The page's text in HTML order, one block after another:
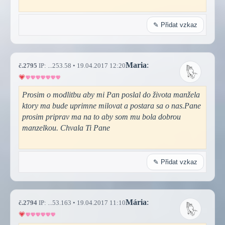
✎ Přidat vzkaz
č.2795 IP: ...253.58 • 19.04.2017 12:20Maria:
Prosim o modlitbu aby mi Pan poslal do života manžela
ktory ma bude uprimne milovat a postara sa o nas.Pane
prosim priprav ma na to aby som mu bola dobrou
manzelkou. Chvala Ti Pane
✎ Přidat vzkaz
č.2794 IP: ...53.163 • 19.04.2017 11:10Mária: